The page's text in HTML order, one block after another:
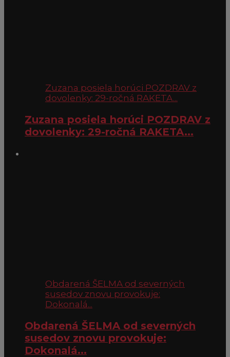
Zuzana posiela horúci POZDRAV z
dovolenky: 29-ročná RAKETA...
Zuzana posiela horúci POZDRAV z
dovolenky: 29-ročná RAKETA...
Obdarená ŠELMA od severných
susedov znovu provokuje:
Dokonalá...
Obdarená ŠELMA od severných
susedov znovu provokuje:
Dokonalá...